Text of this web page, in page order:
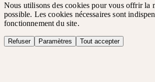
Nous utilisons des cookies pour vous offrir la
possible. Les cookies nécessaires sont
fonctionnement du site.
Refuser Paramètres Tout accepter